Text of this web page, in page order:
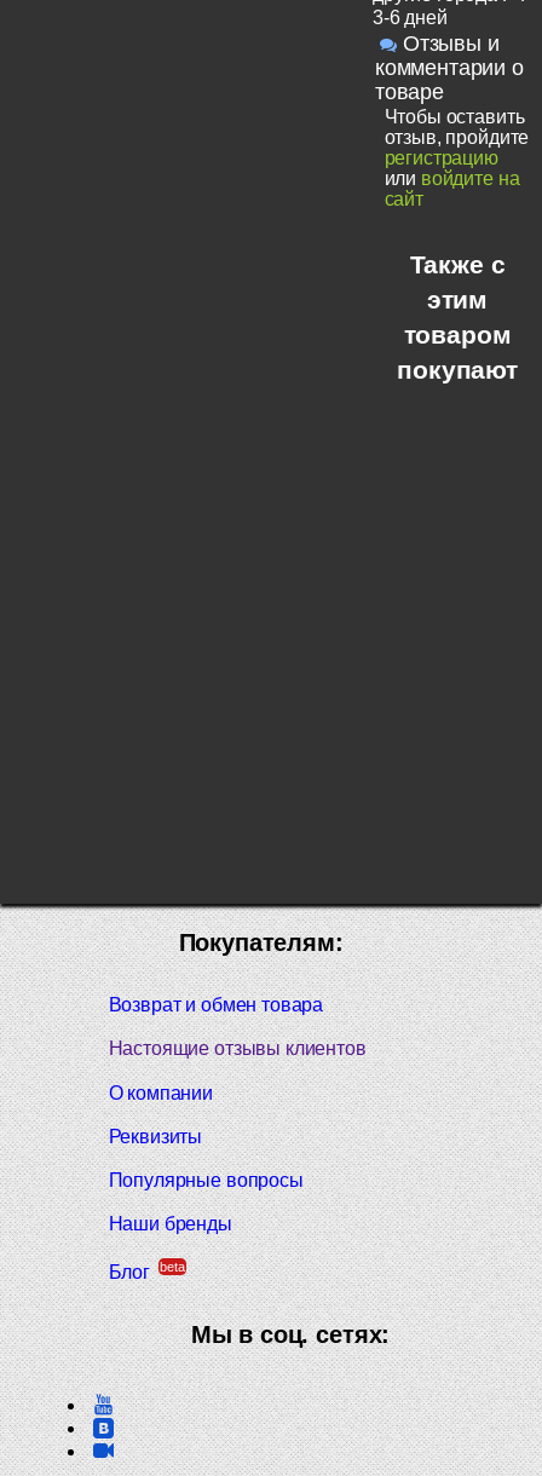
3-6 дней
Отзывы и
комментарии о
товаре
Чтобы оставить
отзыв, пройдите
регистрацию
или войдите на
сайт
Также с
этим
товаром
покупают
Покупателям:
Возврат и обмен товара
Настоящие отзывы клиентов
О компании
Реквизиты
Популярные вопросы
Наши бренды
Блог beta
Мы в соц. сетях: